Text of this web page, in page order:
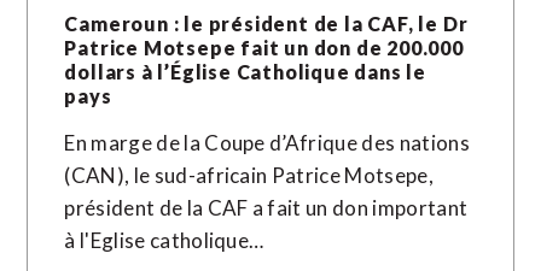
Cameroun : le président de la CAF, le Dr
Patrice Motsepe fait un don de 200.000
dollars à l’Église Catholique dans le
pays
En marge de la Coupe d’Afrique des nations
(CAN), le sud-africain Patrice Motsepe,
président de la CAF a fait un don important
à l'Eglise catholique…